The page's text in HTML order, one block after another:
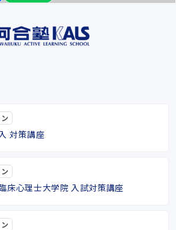
対策講座
床心理士大学院 入試対策講座